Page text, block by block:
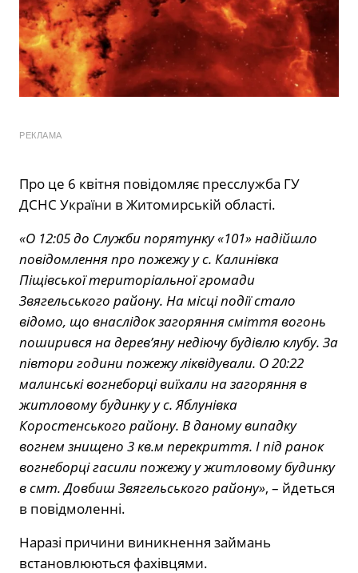
РЕКЛАМА
Про це 6 квітня повідомляє пресслужба ГУ
ДСНС України в Житомирській області.
«О 12:05 до Служби порятунку «101» надійшло
повідомлення про пожежу у с. Калинівка
Піщівської територіальної громади
Звягельського району. На місці події стало
відомо, що внаслідок загоряння сміття вогонь
поширився на дерев’яну недіючу будівлю клубу. За
півтори години пожежу ліквідували. О 20:22
малинські вогнеборці виїхали на загоряння в
житловому будинку у с. Яблунівка
Коростенського району. В даному випадку
вогнем знищено 3 кв.м перекриття. І під ранок
вогнеборці гасили пожежу у житловому будинку
в смт. Довбиш Звягельського району», – йдеться
в повідмоленні.
Наразі причини виникнення займань
встановлюються фахівцями.